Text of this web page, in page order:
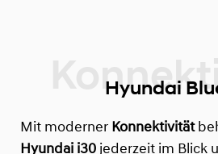
Hyundai
Mit moderner Konnektivität
Hyundai i30 jederzeit im Blick